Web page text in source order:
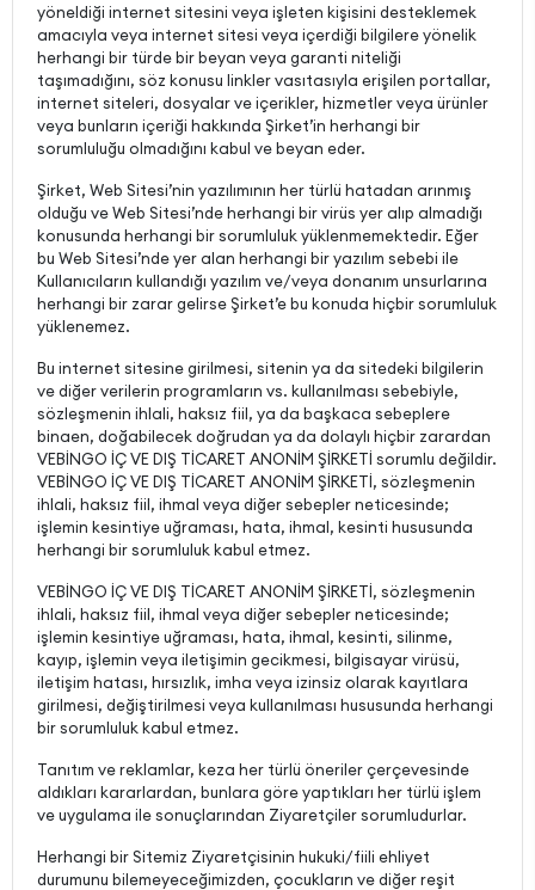
yöneldiği internet sitesini veya işleten kişisini desteklemek
amacıyla veya internet sitesi veya içerdiği bilgilere yönelik
herhangi bir türde bir beyan veya garanti niteliği
taşımadığını, söz konusu linkler vasıtasıyla erişilen portallar,
internet siteleri, dosyalar ve içerikler, hizmetler veya ürünler
veya bunların içeriği hakkında Şirket’in herhangi bir
sorumluluğu olmadığını kabul ve beyan eder.
Şirket, Web Sitesi’nin yazılımının her türlü hatadan arınmış
olduğu ve Web Sitesi’nde herhangi bir virüs yer alıp almadığı
konusunda herhangi bir sorumluluk yüklenmemektedir. Eğer
bu Web Sitesi’nde yer alan herhangi bir yazılım sebebi ile
Kullanıcıların kullandığı yazılım ve/veya donanım unsurlarına
herhangi bir zarar gelirse Şirket’e bu konuda hiçbir sorumluluk
yüklenemez.
Bu internet sitesine girilmesi, sitenin ya da sitedeki bilgilerin
ve diğer verilerin programların vs. kullanılması sebebiyle,
sözleşmenin ihlali, haksız fiil, ya da başkaca sebeplere
binaen, doğabilecek doğrudan ya da dolaylı hiçbir zarardan
VEBİNGO İÇ VE DIŞ TİCARET ANONİM ŞİRKETİ sorumlu değildir.
VEBİNGO İÇ VE DIŞ TİCARET ANONİM ŞİRKETİ, sözleşmenin
ihlali, haksız fiil, ihmal veya diğer sebepler neticesinde;
işlemin kesintiye uğraması, hata, ihmal, kesinti hususunda
herhangi bir sorumluluk kabul etmez.
VEBİNGO İÇ VE DIŞ TİCARET ANONİM ŞİRKETİ, sözleşmenin
ihlali, haksız fiil, ihmal veya diğer sebepler neticesinde;
işlemin kesintiye uğraması, hata, ihmal, kesinti, silinme,
kayıp, işlemin veya iletişimin gecikmesi, bilgisayar virüsü,
iletişim hatası, hırsızlık, imha veya izinsiz olarak kayıtlara
girilmesi, değiştirilmesi veya kullanılması hususunda herhangi
bir sorumluluk kabul etmez.
Tanıtım ve reklamlar, keza her türlü öneriler çerçevesinde
aldıkları kararlardan, bunlara göre yaptıkları her türlü işlem
ve uygulama ile sonuçlarından Ziyaretçiler sorumludurlar.
Herhangi bir Sitemiz Ziyaretçisinin hukuki/fiili ehliyet
durumunu bilemeyeceğimizden, çocukların ve diğer reşit